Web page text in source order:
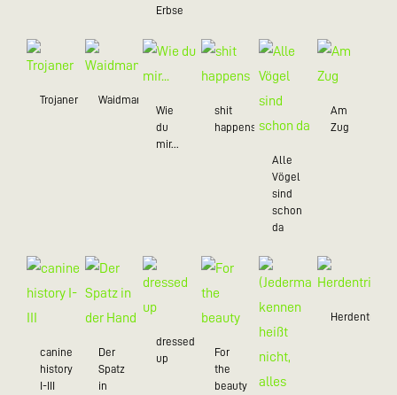
Erbse
Trojaner
Waidmannsheil
Wie
du
mir...
shit
happens
Alle
Vögel
sind
schon
da
Am
Zug
canine
history
I-III
Der
Spatz
in
dressed
up
For
the
beauty
Herdentrieb